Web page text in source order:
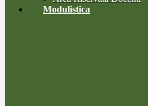
Modulistica